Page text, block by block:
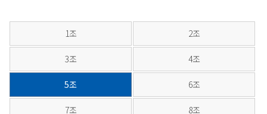
1조 2조
3조 4조
5조 6조
7조 8조